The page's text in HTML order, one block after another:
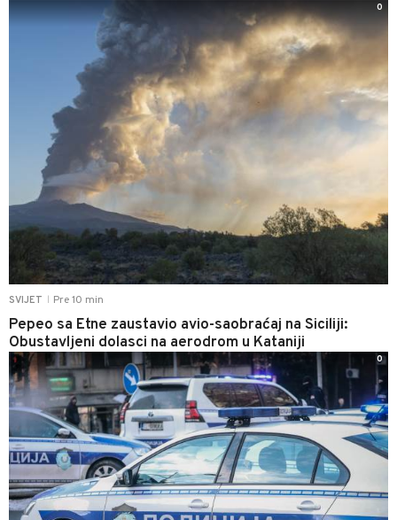
SVIJET Pre 10 min
Pepeo sa Etne zaustavio avio-saobraćaj na Siciliji:
Obustavljeni dolasci na aerodrom u Kataniji
0
0